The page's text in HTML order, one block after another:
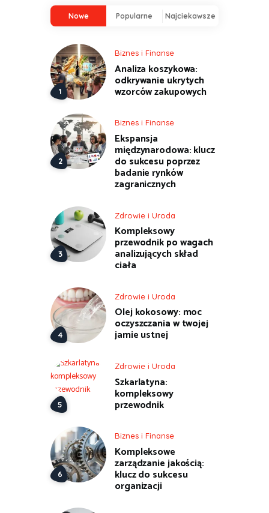
Nowe Popularne Najciekawsze
Biznes i Finanse
Analiza koszykowa:
odkrywanie ukrytych
wzorców zakupowych
Biznes i Finanse
Ekspansja
międzynarodowa: klucz
do sukcesu poprzez
badanie rynków
zagranicznych
Zdrowie i Uroda
Kompleksowy
przewodnik po wagach
analizujących skład
ciała
Zdrowie i Uroda
Olej kokosowy: moc
oczyszczania w twojej
jamie ustnej
Zdrowie i Uroda
Szkarlatyna:
kompleksowy
przewodnik
Biznes i Finanse
Kompleksowe
zarządzanie jakością:
klucz do sukcesu
organizacji